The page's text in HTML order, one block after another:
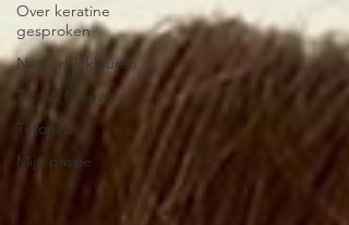
Over keratine
gesproken
Natuurlijk kleuren
Tips & Nieuws
Tutorials
Mijn passie